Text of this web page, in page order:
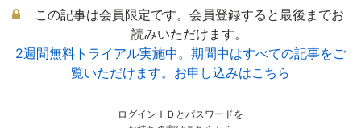
この記事は会員限定です。会員登録すると最後までお
読みいただけます。
2週間無料トライアル実施中。期間中はすべての記事をご
覧いただけます。お申し込みはこちら
ログインＩＤとパスワードを